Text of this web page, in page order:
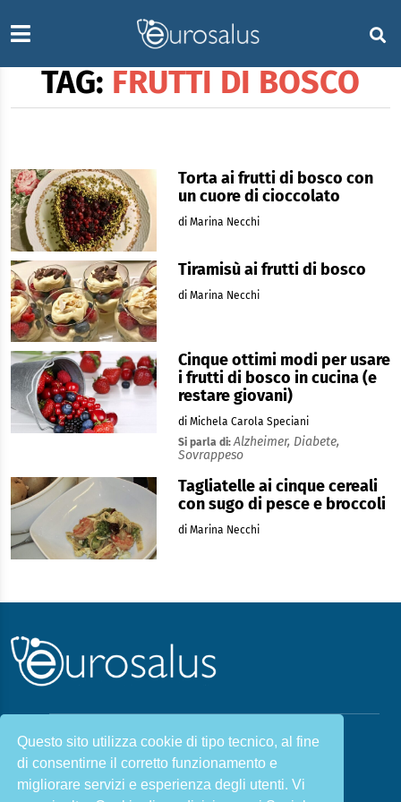
Questo sito utilizza cookie di tipo tecnico, al fine
di consentirne il corretto funzionamento e
migliorare servizi e esperienza degli utenti. Vi
TAG: FRUTTI DI BOSCO
Torta ai frutti di bosco con
un cuore di cioccolato
di Marina Necchi
Tiramisù ai frutti di bosco
di Marina Necchi
Cinque ottimi modi per usare
i frutti di bosco in cucina (e
restare giovani)
di Michela Carola Speciani
Si parla di:Alzheimer, Diabete,
Sovrappeso
Tagliatelle ai cinque cereali
con sugo di pesce e broccoli
di Marina Necchi
Malattie & Sintomi A - Z
Chi siamo Salute e Prevenzione